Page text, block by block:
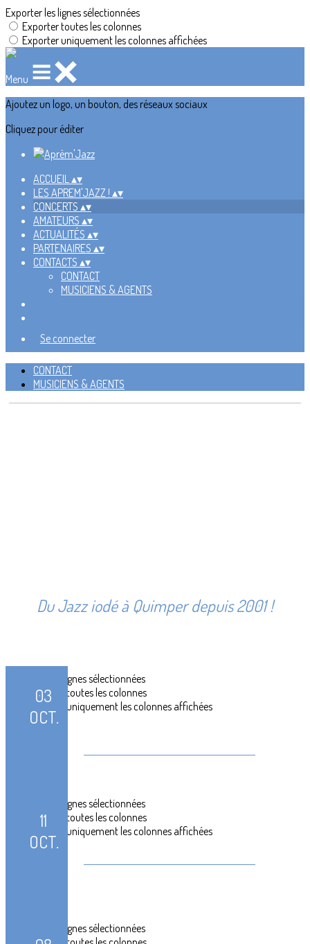
Exporter les lignes sélectionnées
Exporter toutes les colonnes
Exporter uniquement les colonnes affichées
Menu
Ajoutez un logo, un bouton, des réseaux sociaux
Cliquez pour éditer
ACCUEIL▴▾
LES APREM'JAZZ ! ▴▾
CONCERTS ▴▾
AMATEURS ▴▾
ACTUALITÉS ▴▾
PARTENAIRES ▴▾
CONTACTS ▴▾
CONTACT
MUSICIENS & AGENTS
Se connecter
CONTACT
MUSICIENS & AGENTS
Du Jazz iodé à Quimper depuis 2001 !